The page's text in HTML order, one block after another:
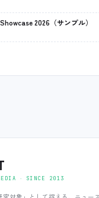
2026（サンプル）
‧ SINCE 2013